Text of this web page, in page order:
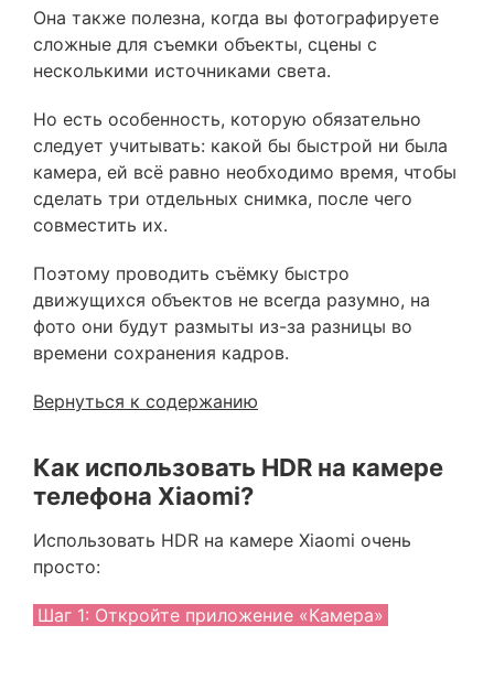
Она также полезна, когда вы фотографируете
сложные для съемки объекты, сцены с
несколькими источниками света.
Но есть особенность, которую обязательно
следует учитывать: какой бы быстрой ни была
камера, ей всё равно необходимо время, чтобы
сделать три отдельных снимка, после чего
совместить их.
Поэтому проводить съёмку быстро
движущихся объектов не всегда разумно, на
фото они будут размыты из-за разницы во
времени сохранения кадров.
Вернуться к содержанию
Как использовать HDR на камере
телефона Xiaomi?
Использовать HDR на камере Xiaomi очень
просто:
Шаг 1: Откройте приложение «Камера»